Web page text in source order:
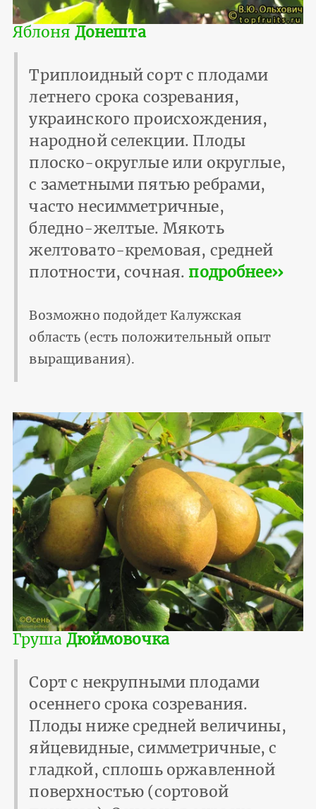
Яблоня Донешта
Триплоидный сорт с плодами
летнего срока созревания,
украинского происхождения,
народной селекции. Плоды
плоско-округлые или округлые,
с заметными пятью ребрами,
часто несимметричные,
бледно-желтые. Мякоть
желтовато-кремовая, средней
плотности, сочная. подробнее››
Возможно подойдет Калужская
область (есть положительный опыт
выращивания).
Груша Дюймовочка
Сорт с некрупными плодами
осеннего срока созревания.
Плоды ниже средней величины,
яйцевидные, симметричные, с
гладкой, сплошь оржавленной
поверхностью (сортовой